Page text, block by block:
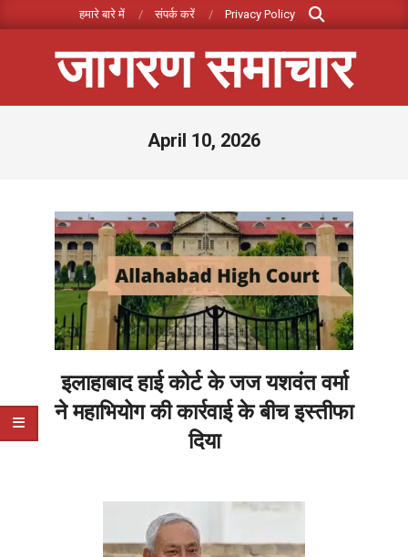
to
हमारे बारे में संपर्क करें Privacy Policy
Search
जागरण समाचार
April 10, 2026
इलाहाबाद हाई कोर्ट के जज यशवंत वर्मा
ने महाभियोग की कार्रवाई के बीच इस्तीफा
दिया